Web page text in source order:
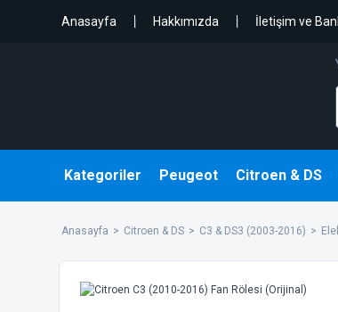
Anasayfa Hakkımızda İletişim ve
Kategoriler Peugeot Citroen & DS
Anasayfa Citroen & DS C3 & DS3 (2003-2016)